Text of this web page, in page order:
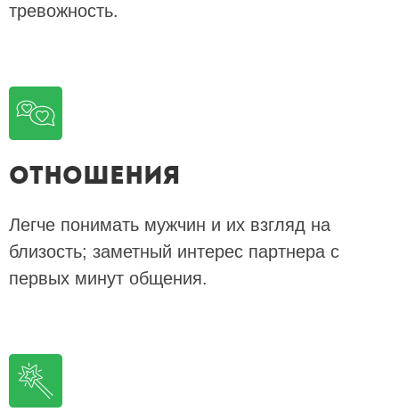
тревожность.
Отношения
Легче понимать мужчин и их взгляд на
близость; заметный интерес партнера с
первых минут общения.